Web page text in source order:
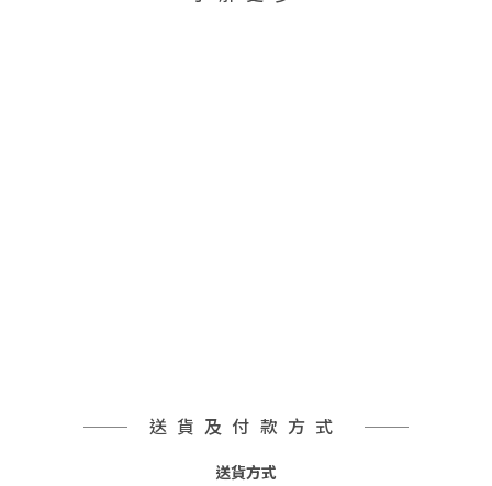
送貨及付款方式
送貨方式